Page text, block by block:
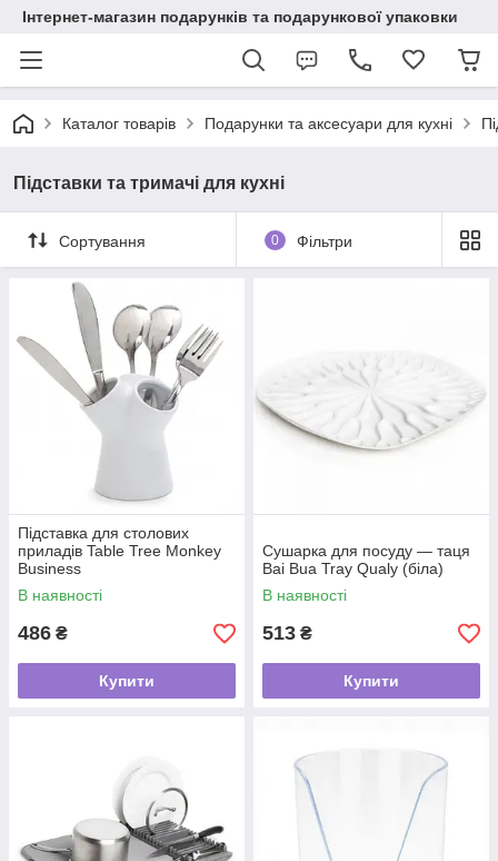
Інтернет-магазин подарунків та подарункової упаковки
Каталог товарів Подарунки та аксесуари для кухні
Підставки та тримачі для кухні
Сортування 0 Фільтри
Підставка для столових
приладів Table Tree Monkey
Business
В наявності
486 ₴
Купити
Сушарка для посуду — таця
Bai Bua Tray Qualy (біла)
В наявності
513 ₴
Купити